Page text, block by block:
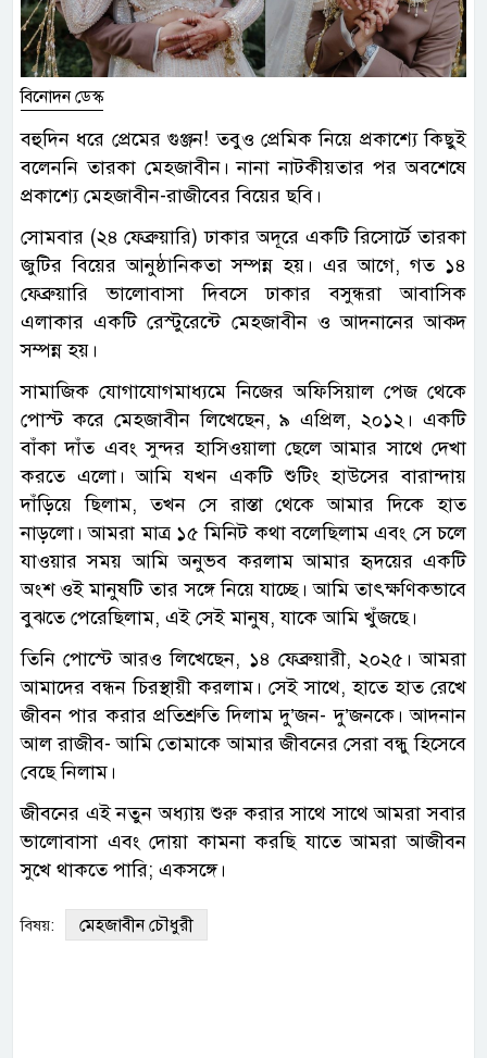
বিনোদন ডেস্ক
বহুদিন ধরে প্রেমের গুঞ্জন! তবুও প্রেমিক নিয়ে প্রকাশ্যে কিছুই
বলেননি তারকা মেহজাবীন। নানা নাটকীয়তার পর অবশেষে
প্রকাশ্যে মেহজাবীন-রাজীবের বিয়ের ছবি।
সোমবার (২৪ ফেব্রুয়ারি) ঢাকার অদূরে একটি রিসোর্টে তারকা
জুটির বিয়ের আনুষ্ঠানিকতা সম্পন্ন হয়। এর আগে, গত ১৪
ফেব্রুয়ারি ভালোবাসা দিবসে ঢাকার বসুন্ধরা আবাসিক
এলাকার একটি রেস্টুরেন্টে মেহজাবীন ও আদনানের আক্দ
সম্পন্ন হয়।
সামাজিক যোগাযোগমাধ্যমে নিজের অফিসিয়াল পেজ থেকে
পোস্ট করে মেহজাবীন লিখেছেন, ৯ এপ্রিল, ২০১২। একটি
বাঁকা দাঁত এবং সুন্দর হাসিওয়ালা ছেলে আমার সাথে দেখা
করতে এলো। আমি যখন একটি শুটিং হাউসের বারান্দায়
দাঁড়িয়ে ছিলাম, তখন সে রাস্তা থেকে আমার দিকে হাত
নাড়লো। আমরা মাত্র ১৫ মিনিট কথা বলেছিলাম এবং সে চলে
যাওয়ার সময় আমি অনুভব করলাম আমার হৃদয়ের একটি
অংশ ওই মানুষটি তার সঙ্গে নিয়ে যাচ্ছে। আমি তাৎক্ষণিকভাবে
বুঝতে পেরেছিলাম, এই সেই মানুষ, যাকে আমি খুঁজছে।
তিনি পোস্টে আরও লিখেছেন, ১৪ ফেব্রুয়ারী, ২০২৫। আমরা
আমাদের বন্ধন চিরস্থায়ী করলাম। সেই সাথে, হাতে হাত রেখে
জীবন পার করার প্রতিশ্রুতি দিলাম দু’জন- দু’জনকে। আদনান
আল রাজীব- আমি তোমাকে আমার জীবনের সেরা বন্ধু হিসেবে
বেছে নিলাম।
জীবনের এই নতুন অধ্যায় শুরু করার সাথে সাথে আমরা সবার
ভালোবাসা এবং দোয়া কামনা করছি যাতে আমরা আজীবন
সুখে থাকতে পারি; একসঙ্গে।
বিষয়: মেহজাবীন চৌধুরী